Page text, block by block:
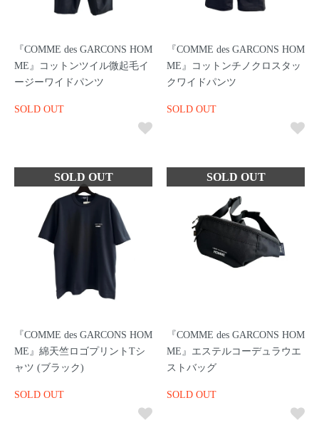
『COMME des GARCONS HOM
ME』コットンツイル微起毛イ
ージーワイドパンツ
SOLD OUT
『COMME des GARCONS HOM
ME』コットンチノクロスタッ
クワイドパンツ
SOLD OUT
『COMME des GARCONS HOM
ME』綿天竺ロゴプリントTシ
ャツ (ブラック)
SOLD OUT
『COMME des GARCONS HOM
ME』エステルコーデュラウエ
ストバッグ
SOLD OUT